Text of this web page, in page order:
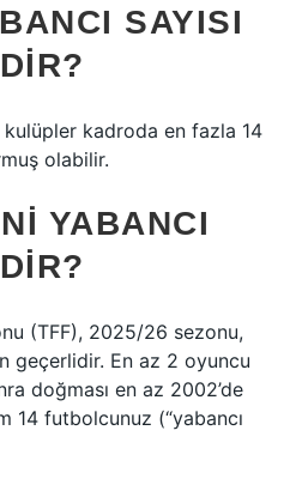
SAYISI
kadroda en fazla 14
olabilir.
YABANCI
(TFF), 2025/26 sezonu,
geçerlidir. En az 2 oyuncu
doğması en az 2002’de
14 futbolcunuz (“yabancı